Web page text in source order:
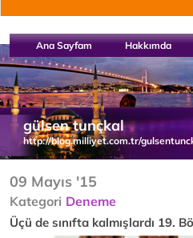
Ana Sayfam Hakkımda
gülsen tunçkal
http://blog.milliyet.com.tr/
09 Mayıs '15
Kategori Deneme
Üçü de sınıfta kalmışlardı 19.